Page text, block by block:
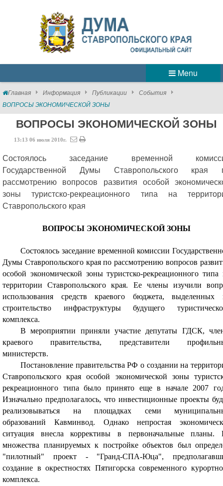
Menu
Главная Информация Публикации
События
ВОПРОСЫ ЭКОНОМИЧЕСКОЙ ЗОНЫ
ВОПРОСЫ ЭКОНОМИЧЕСКОЙ ЗОНЫ
13:13 06 июля 2010г.
Состоялось заседание временной
Государственной Думы Ставропольского края
рассмотрению вопросов развития особой
зоны туристско-рекреационного типа на
Ставропольского края
ВОПРОСЫ ЭКОНОМИЧЕСКОЙ ЗОНЫ
Состоялось заседание временной комиссии
Думы Ставропольского края по рассмотрению вопросов
особой экономической зоны туристско-рекреационного типа
территории Ставропольского края. Ее члены изучили
использования средств краевого бюджета, выделенных
строительство инфраструктуры будущего
комплекса.
В мероприятии приняли участие депутаты ГДСК,
краевого правительства, представители
министерств.
Постановление правительства РФ о создании на
Ставропольского края особой экономической зоны
рекреационного типа было принято еще в начале 2007
Изначально предполагалось, что инвестиционные проекты
реализовываться на площадках семи
образований Кавминвод. Однако непростая
ситуация внесла коррективы в первоначальные планы.
множества планируемых к постройке объектов был
"пилотный" проект - "Гранд-СПА-Юца",
создание в окрестностях Пятигорска современного
комплекса.